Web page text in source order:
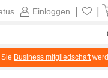
Einloggen
Business mitgliedschaft